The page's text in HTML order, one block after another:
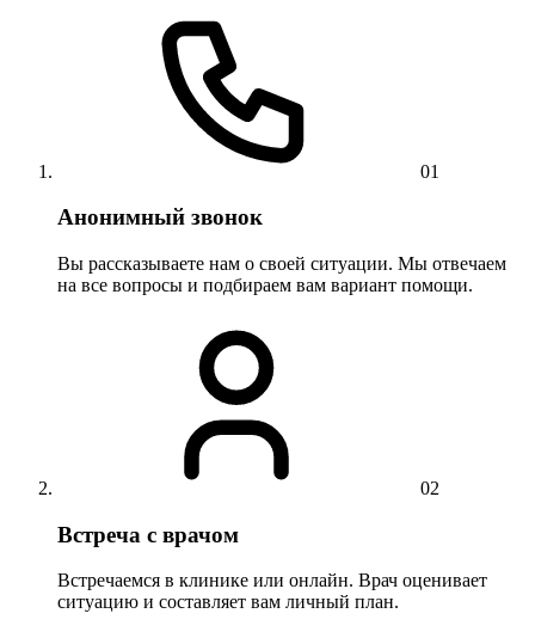
01
Анонимный звонок
Вы рассказываете нам о своей ситуации. Мы отвечаем
на все вопросы и подбираем вам вариант помощи.
02
Встреча с врачом
Встречаемся в клинике или онлайн. Врач оценивает
ситуацию и составляет вам личный план.